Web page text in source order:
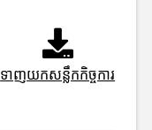
ទាញយកសន្លឹកកិច្ចការ